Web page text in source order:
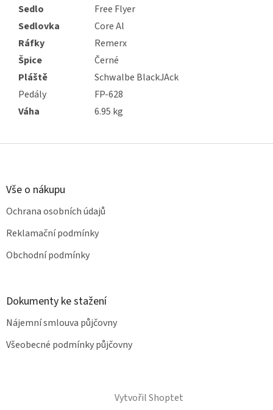
Sedlo
Free Flyer
Sedlovka
Core Al
Ráfky
Remerx
Špice
Černé
Pláště
Schwalbe BlackJAck
Pedály
FP-628
Váha
6.95 kg
Z
Vše o nákupu
Ochrana osobních údajů
Reklamační podmínky
Obchodní podmínky
Dokumenty ke stažení
Nájemní smlouva půjčovny
Všeobecné podmínky půjčovny
Vytvořil Shoptet